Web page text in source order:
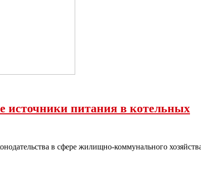
источники питания в котельных
в сфере жилищно-коммунального